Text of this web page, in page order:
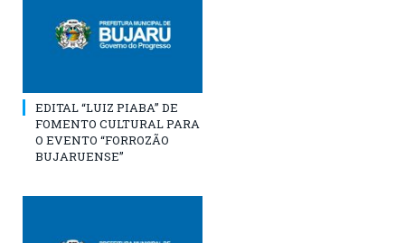
EDITAL “LUIZ PIABA” DE
FOMENTO CULTURAL PARA
O EVENTO “FORROZÃO
BUJARUENSE”